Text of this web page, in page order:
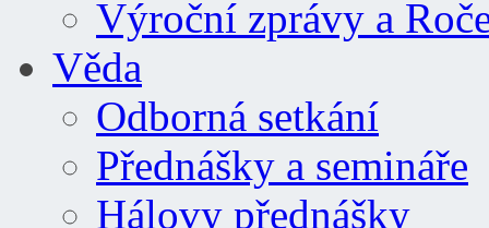
Výroční zprávy a
Věda
Odborná setkání
Přednášky a semináře
Hálovy přednášky